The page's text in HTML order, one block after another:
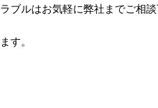
ブルはお気軽に弊社までご相談
す。